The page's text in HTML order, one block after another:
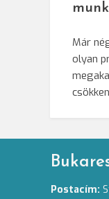
Már
olyan
Postacím: